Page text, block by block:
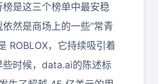
是这三个榜单中最安稳
然是商场上的一些“常青
ROBLOX，它持续吸引着
些时候，data.ai的陈述标